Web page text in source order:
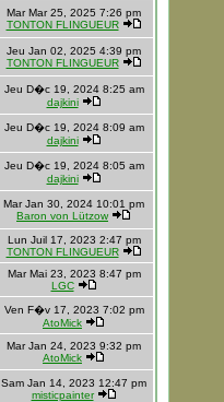
Mar Mar 25, 2025 7:26 pm
TONTON FLINGUEUR
Jeu Jan 02, 2025 4:39 pm
TONTON FLINGUEUR
Jeu D�c 19, 2024 8:25 am
dajkini
Jeu D�c 19, 2024 8:09 am
dajkini
Jeu D�c 19, 2024 8:05 am
dajkini
Mar Jan 30, 2024 10:01 pm
Baron von Lützow
Lun Juil 17, 2023 2:47 pm
TONTON FLINGUEUR
Mar Mai 23, 2023 8:47 pm
LGC
Ven F�v 17, 2023 7:02 pm
AtoMick
Mar Jan 24, 2023 9:32 pm
AtoMick
Sam Jan 14, 2023 12:47 pm
misticpainter